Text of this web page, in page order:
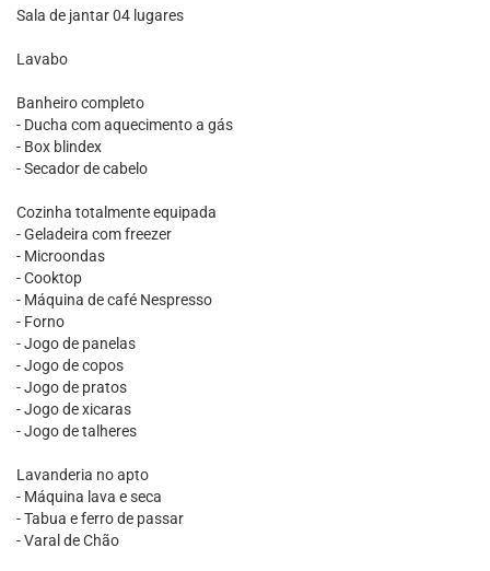
Sala de jantar 04 lugares
Lavabo
Banheiro completo
- Ducha com aquecimento a gás
- Box blindex
- Secador de cabelo
Cozinha totalmente equipada
- Geladeira com freezer
- Microondas
- Cooktop
- Máquina de café Nespresso
- Forno
- Jogo de panelas
- Jogo de copos
- Jogo de pratos
- Jogo de xicaras
- Jogo de talheres
Lavanderia no apto
- Máquina lava e seca
- Tabua e ferro de passar
- Varal de Chão